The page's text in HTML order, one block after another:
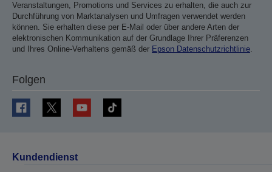
Veranstaltungen, Promotions und Services zu erhalten, die auch zur
Durchführung von Marktanalysen und Umfragen verwendet werden
können. Sie erhalten diese per E-Mail oder über andere Arten der
elektronischen Kommunikation auf der Grundlage Ihrer Präferenzen
und Ihres Online-Verhaltens gemäß der Epson Datenschutzrichtlinie.
Folgen
Kundendienst